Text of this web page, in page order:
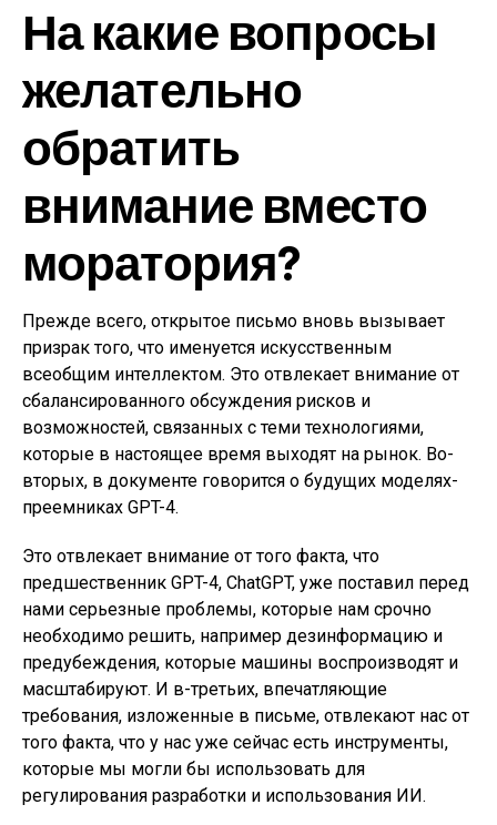
На какие вопросы
желательно
обратить
внимание вместо
моратория?
Прежде всего, открытое письмо вновь вызывает
призрак того, что именуется искусственным
всеобщим интеллектом. Это отвлекает внимание от
сбалансированного обсуждения рисков и
возможностей, связанных с теми технологиями,
которые в настоящее время выходят на рынок. Во-
вторых, в документе говорится о будущих моделях-
преемниках GPT-4.
Это отвлекает внимание от того факта, что
предшественник GPT-4, ChatGPT, уже поставил перед
нами серьезные проблемы, которые нам срочно
необходимо решить, например дезинформацию и
предубеждения, которые машины воспроизводят и
масштабируют. И в-третьих, впечатляющие
требования, изложенные в письме, отвлекают нас от
того факта, что у нас уже сейчас есть инструменты,
которые мы могли бы использовать для
регулирования разработки и использования ИИ.